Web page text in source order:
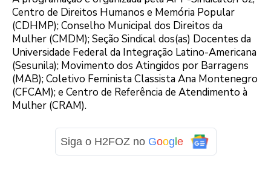
Centro de Direitos Humanos e Memória Popular
(CDHMP); Conselho Municipal dos Direitos da
Mulher (CMDM); Seção Sindical dos(as) Docentes da
Universidade Federal da Integração Latino-Americana
(Sesunila); Movimento dos Atingidos por Barragens
(MAB); Coletivo Feminista Classista Ana Montenegro
(CFCAM); e Centro de Referência de Atendimento à
Mulher (CRAM).
Siga o H2FOZ no Goog e